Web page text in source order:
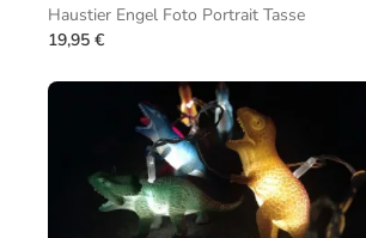
Haustier Engel Foto Portrait Tasse
19,95 €